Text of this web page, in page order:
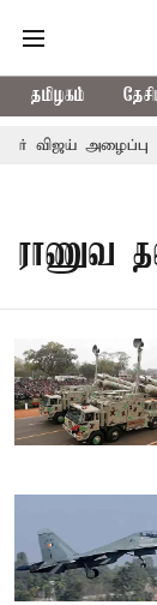
தமிழகம்
விஜய் அழைப்பு
ராணுவ